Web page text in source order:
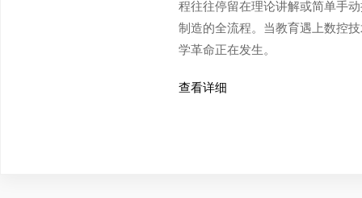
程往往停留在理论讲解或简单手
制造的全流程。当教育遇上数控
学革命正在发生。
查看详细